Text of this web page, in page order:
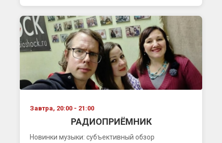
Завтра, 20:00 - 21:00
РАДИОПРИЁМНИК
Новинки музыки: субъективный обзор